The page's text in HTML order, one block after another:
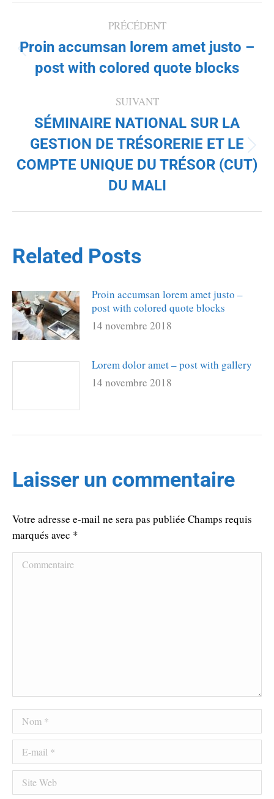
NAVIGATION
ARTICLE
PRÉCÉDENT
Article
précédent
Proin accumsan lorem amet justo –
post with colored quote blocks
SUIVANT
Article
suivant
SÉMINAIRE NATIONAL SUR LA
GESTION DE TRÉSORERIE ET LE
COMPTE UNIQUE DU TRÉSOR (CUT)
DU MALI
Related Posts
Proin accumsan lorem amet justo –
post with colored quote blocks
14 novembre 2018
Lorem dolor amet – post with gallery
14 novembre 2018
Laisser un commentaire
Votre adresse e-mail ne sera pas publiée Champs requis
marqués avec *
Commentaire
Nom *
E-mail *
Site Web